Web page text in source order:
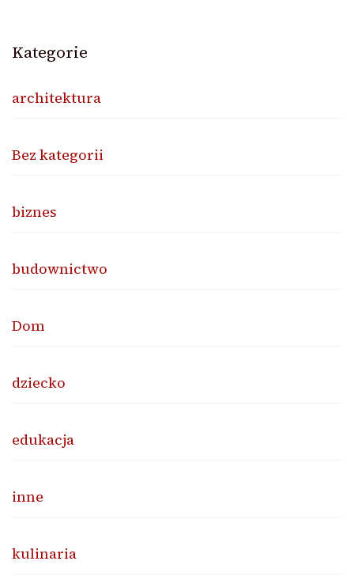
Kategorie
architektura
Bez kategorii
biznes
budownictwo
Dom
dziecko
edukacja
inne
kulinaria